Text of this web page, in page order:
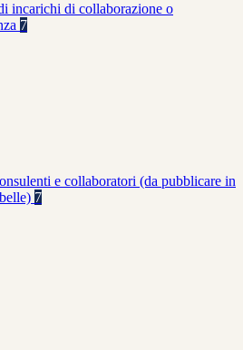
incarichi di collaborazione o
7
e collaboratori (da pubblicare in
7